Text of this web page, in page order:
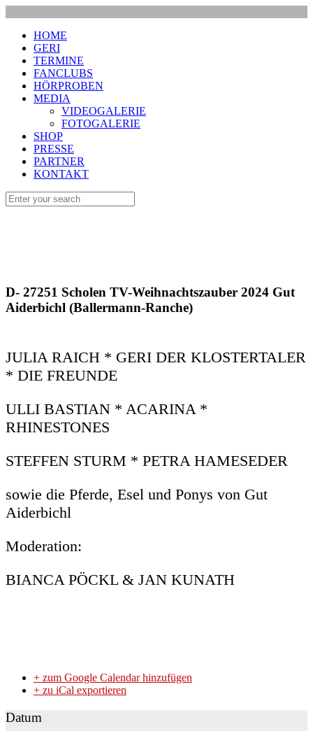
HOME
GERI
TERMINE
FANCLUBS
HÖRPROBEN
MEDIA
VIDEOGALERIE
FOTOGALERIE
SHOP
PRESSE
PARTNER
KONTAKT
D- 27251 Scholen TV-Weihnachtszauber 2024 Gut
Aiderbichl (Ballermann-Ranche)
JULIA RAICH * GERI DER KLOSTERTALER
* DIE FREUNDE
ULLI BASTIAN * ACARINA *
RHINESTONES
STEFFEN STURM * PETRA HAMESEDER
sowie die Pferde, Esel und Ponys von Gut
Aiderbichl
Moderation:
BIANCA PÖCKL & JAN KUNATH
+ zum Google Calendar hinzufügen
+ zu iCal exportieren
Datum